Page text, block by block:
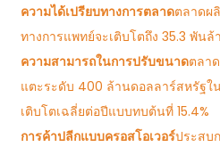
ความได้เปรียบทางการตลาดตลาดผ
ทางการแพทย์จะเติบโตถึง 35.3 พัน
ความสามารถในการปรับขนาดตลา
แตะระดับ 400 ล้านดอลลาร์สหรัฐใ
เติบโตเฉลี่ยต่อปีแบบทบต้นที่ 15.4%
การค้าปลีกแบบครอสโอเวอร์ประสบ